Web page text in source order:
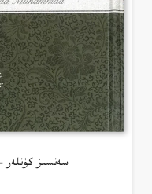
سەنسىز